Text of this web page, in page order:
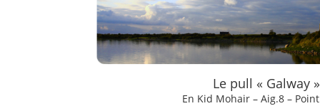
Le pull « Galway »
En Kid Mohair – Aig.8 –